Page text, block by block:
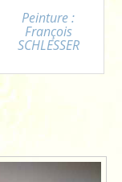
Peinture :
François
SCHLESSER